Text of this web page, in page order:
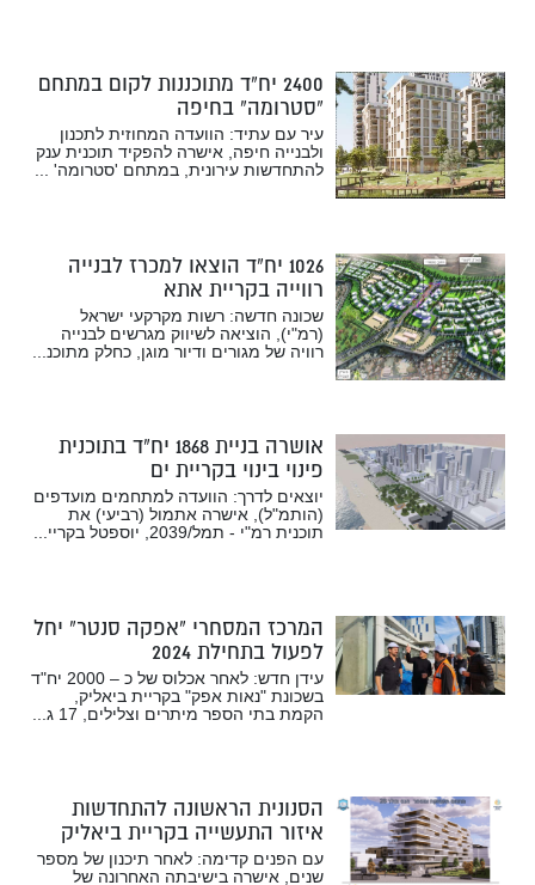
2400 יח”ד מתוכננות לקום במתחם
“סטרומה” בחיפה
עיר עם עתיד: הוועדה המחוזית לתכנון
ולבנייה חיפה, אישרה להפקיד תוכנית ענק
להתחדשות עירונית, במתחם 'סטרומה' ...
1026 יח”ד הוצאו למכרז לבנייה
רווייה בקריית אתא
שכונה חדשה: רשות מקרקעי ישראל
(רמ"י), הוציאה לשיווק מגרשים לבנייה
רוויה של מגורים ודיור מוגן, כחלק מתוכנ...
אושרה בניית 1868 יח”ד בתוכנית
פינוי בינוי בקריית ים
יוצאים לדרך: הוועדה למתחמים מועדפים
(הותמ"ל), אישרה אתמול (רביעי) את
תוכנית רמ"י - תמל/2039, יוספטל בקריי...
המרכז המסחרי “אפקה סנטר” יחל
לפעול בתחילת 2024
עידן חדש: לאחר אכלוס של כ – 2000 יח"ד
בשכונת "נאות אפק" בקריית ביאליק,
הקמת בתי הספר מיתרים וצלילים, 17 ג...
הסנונית הראשונה להתחדשות
איזור התעשייה בקריית ביאליק
עם הפנים קדימה: לאחר תיכנון של מספר
שנים, אישרה בישיבתה האחרונה של